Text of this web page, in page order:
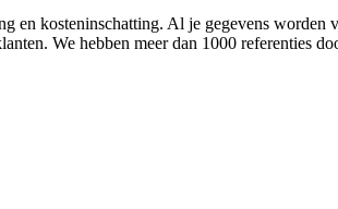
en kosteninschatting. Al je gegevens worden
We hebben meer dan 1000 referenties